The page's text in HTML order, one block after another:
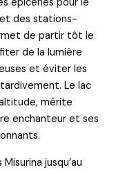
épiceries pour le
des stations-
de partir tôt le
de la lumière
et éviter les
Le lac
mérite
enchanteur et ses
jusqu’au